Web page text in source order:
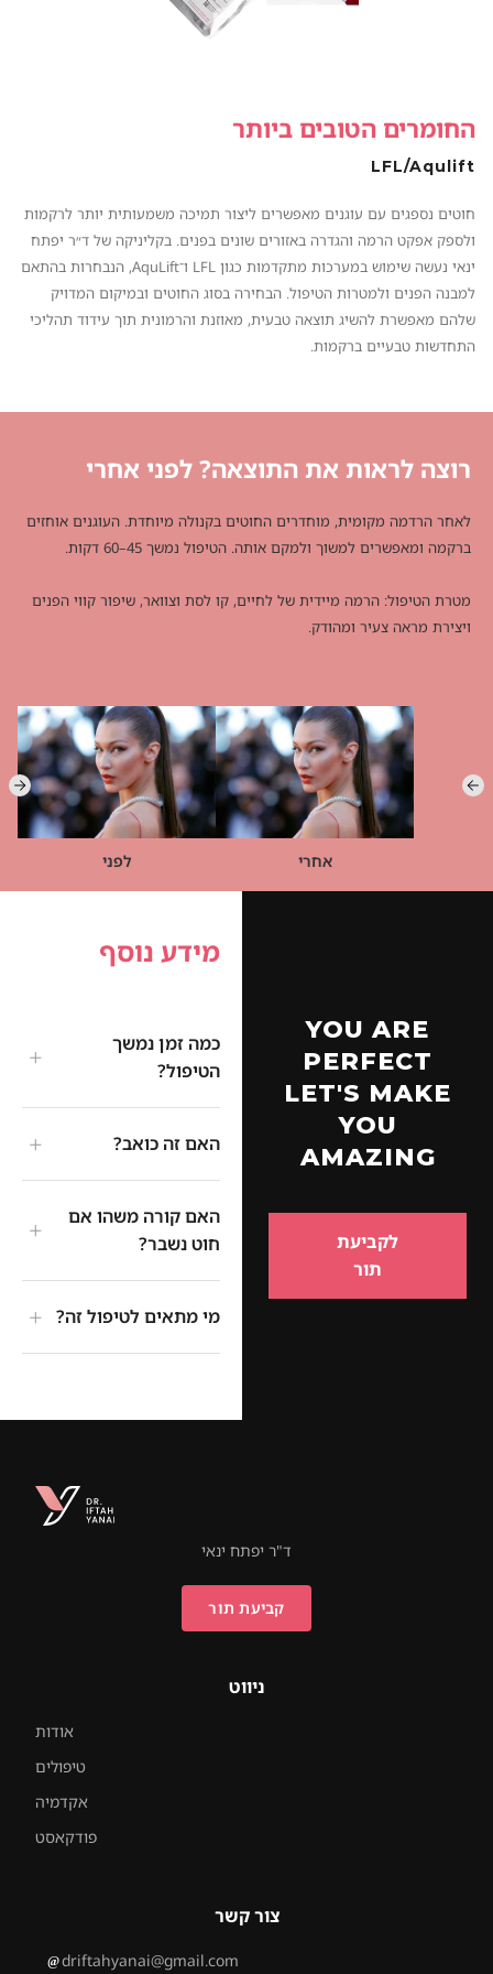
החומרים הטובים ביותר
LFL/Aqulift
חוטים נספגים עם עוגנים מאפשרים ליצור תמיכה משמעותית יותר לרקמות
ולספק אפקט הרמה והגדרה באזורים שונים בפנים. בקליניקה של ד״ר יפתח
ינאי נעשה שימוש במערכות מתקדמות כגון LFL ו־AquLift, הנבחרות בהתאם
למבנה הפנים ולמטרות הטיפול. הבחירה בסוג החוטים ובמיקום המדויק
שלהם מאפשרת להשיג תוצאה טבעית, מאוזנת והרמונית תוך עידוד תהליכי
התחדשות טבעיים ברקמות.
רוצה לראות את התוצאה? לפני אחרי
לאחר הרדמה מקומית, מוחדרים החוטים בקנולה מיוחדת. העוגנים אוחזים
ברקמה ומאפשרים למשוך ולמקם אותה. הטיפול נמשך 45–60 דקות.
מטרת הטיפול: הרמה מיידית של לחיים, קו לסת וצוואר, שיפור קווי הפנים
ויצירת מראה צעיר ומהודק.
לפני אחרי
מידע נוסף
כמה זמן נמשך
הטיפול?
+
האם זה כואב? +
האם קורה משהו אם
חוט נשבר?
+
מי מתאים לטיפול זה? +
YOU ARE
PERFECT
LET'S MAKE
YOU
AMAZING
לקביעת
תור
ד"ר יפתח ינאי
קביעת תור
ניווט
אודות
טיפולים
אקדמיה
פודקאסט
צור קשר
driftahyanai@gmail.com